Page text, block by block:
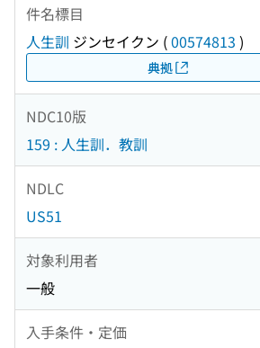
件名標目
人生訓 ジンセイクン (00574813 )
典拠
NDC10版
159 : 人生訓．教訓
NDLC
US51
対象利用者
一般
入手条件・定価